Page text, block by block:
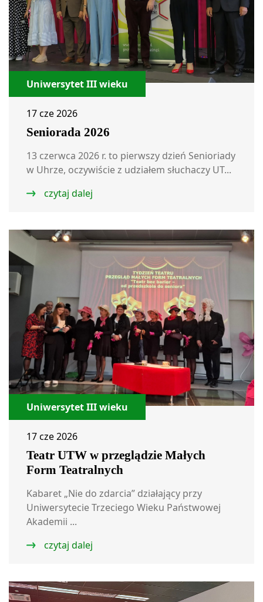
Uniwersytet III wieku
17 cze 2026
Seniorada 2026
13 czerwca 2026 r. to pierwszy dzień Senioriady
w Uhrze, oczywiście z udziałem słuchaczy UT...
czytaj dalej
Uniwersytet III wieku
17 cze 2026
Teatr UTW w przeglądzie Małych
Form Teatralnych
Kabaret „Nie do zdarcia” działający przy
Uniwersytecie Trzeciego Wieku Państwowej
Akademii ...
czytaj dalej